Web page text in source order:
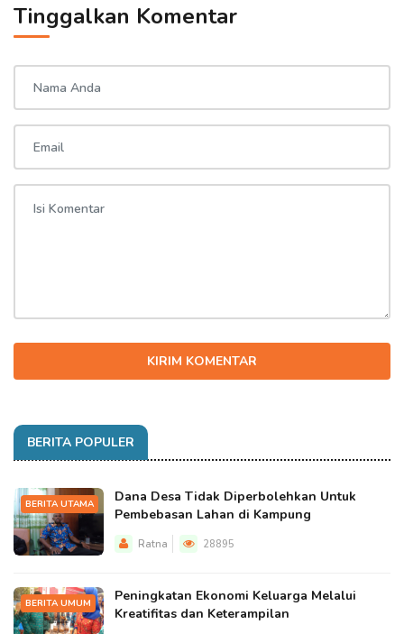
Tinggalkan Komentar
KIRIM KOMENTAR
BERITA POPULER
BERITA UTAMA
Dana Desa Tidak Diperbolehkan Untuk
Pembebasan Lahan di Kampung
Ratna 28895
BERITA UMUM
Peningkatan Ekonomi Keluarga Melalui
Kreatifitas dan Keterampilan